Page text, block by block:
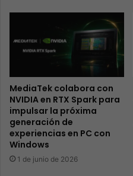
MediaTek colabora con
NVIDIA en RTX Spark para
impulsar la próxima
generación de
experiencias en PC con
Windows
1 de junio de 2026